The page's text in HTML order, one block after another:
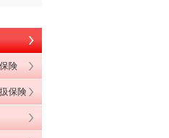
険
保険